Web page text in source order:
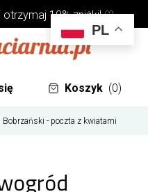
10% zniżki! ♡
Koszyk (0)
- poczta z kwiatami
PL